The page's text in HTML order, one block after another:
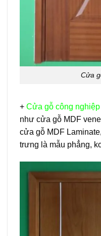
Cửa
+ Cửa gỗ công
như cửa gỗ MDF
cửa gỗ MDF
trưng là mẫu phẳng,